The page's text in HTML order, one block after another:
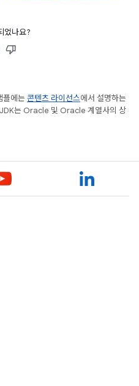
었나요?
플에는 콘텐츠 라이선스에서 설명하는
는 Oracle 및 Oracle 계열사의 상